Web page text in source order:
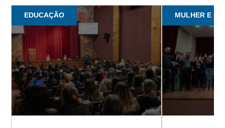
EDUCAÇÃO MULHER E